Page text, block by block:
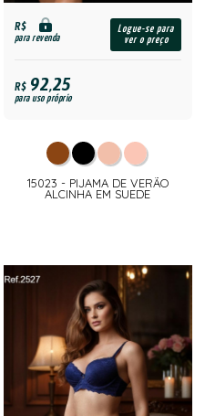
R$
para revenda
Logue-se para
ver o preço
R$92,25
para uso próprio
15023 - PIJAMA DE VERÃO
ALCINHA EM SUEDE